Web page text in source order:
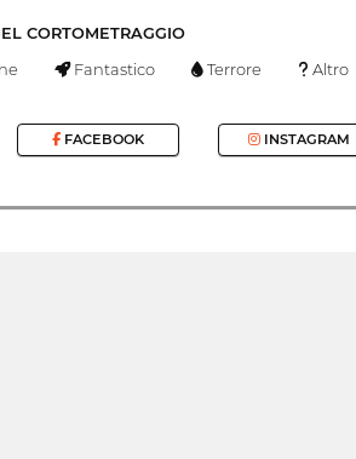
CORTOMETRAGGIO
Fantastico Terrore Altro
FACEBOOK INSTAGRAM